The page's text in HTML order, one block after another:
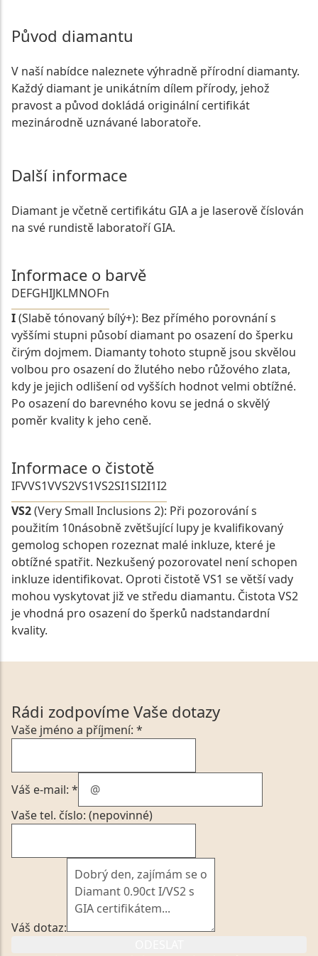
Původ diamantu
V naší nabídce naleznete výhradně přírodní diamanty.
Každý diamant je unikátním dílem přírody, jehož
pravost a původ dokládá originální certifikát
mezinárodně uznávané laboratoře.
Další informace
Diamant je včetně certifikátu GIA a je laserově číslován
na své rundistě laboratoří GIA.
Informace o barvě
DEFGHIJKLMNOFn
I(Slabě tónovaný bílý+): Bez přímého porovnání s
vyššími stupni působí diamant po osazení do šperku
čirým dojmem. Diamanty tohoto stupně jsou skvělou
volbou pro osazení do žlutého nebo růžového zlata,
kdy je jejich odlišení od vyšších hodnot velmi obtížné.
Po osazení do barevného kovu se jedná o skvělý
poměr kvality k jeho ceně.
Informace o čistotě
IFVVS1VVS2VS1VS2SI1SI2I1I2
VS2(Very Small Inclusions 2): Při pozorování s
použitím 10násobně zvětšující lupy je kvalifikovaný
gemolog schopen rozeznat malé inkluze, které je
obtížné spatřit. Nezkušený pozorovatel není schopen
inkluze identifikovat. Oproti čistotě VS1 se větší vady
mohou vyskytovat již ve středu diamantu. Čistota VS2
je vhodná pro osazení do šperků nadstandardní
kvality.
Rádi zodpovíme Vaše dotazy
Vaše jméno a příjmení: *
Váš e-mail: *
Vaše tel. číslo: (nepovinné)
Váš dotaz: